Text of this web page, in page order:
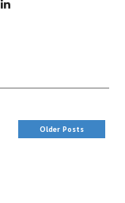
Older Posts